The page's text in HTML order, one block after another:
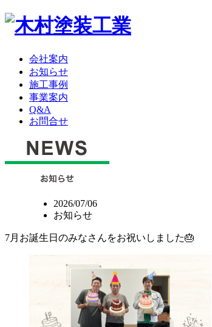
会社案内
お知らせ
施工事例
事業案内
Q&A
お問合せ
2026/07/06
お知らせ
7月お誕生日のみなさんをお祝いしました🎂